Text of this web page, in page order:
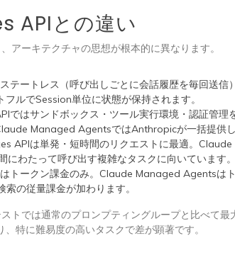
APIとの違い
アーキテクチャの思想が根本的に異なります。
テートレス（呼び出しごとに会話履歴を毎回送信
ルでSession単位に状態が保持されます。
ではサンドボックス・ツール実行環境・認証管理
Managed AgentsではAnthropicが一括提供し
APIは単発・短時間のリクエストに最適。
わたって呼び出す複雑なタスクに向いています。
はトークン課金のみ。Claude Managed Agentsは
の従量課金が加わります。
トでは通常のプロンプティングループと比べて最
特に難易度の高いタスクで差が顕著です。